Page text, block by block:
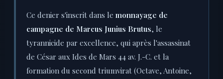
Ce denier s'inscrit dans le monnayage de
campagne de Marcus Junius Brutus, le
tyrannicide par excellence, qui après l'assassinat
de César aux Ides de Mars 44 av. J.-C. et la
formation du second triumvirat (Octave, Antoine,